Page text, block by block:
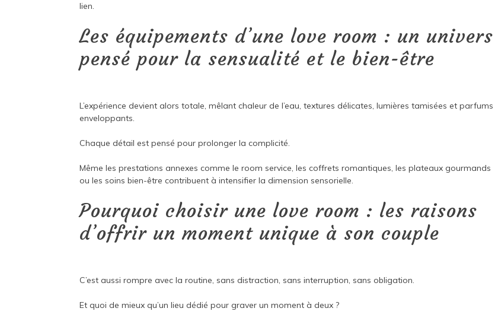
lien.
Les équipements d’une love room : un univers
pensé pour la sensualité et le bien-être
L’expérience devient alors totale, mêlant chaleur de l’eau, textures délicates, lumières tamisées et parfums
enveloppants.
Chaque détail est pensé pour prolonger la complicité.
Même les prestations annexes comme le room service, les coffrets romantiques, les plateaux gourmands
ou les soins bien-être contribuent à intensifier la dimension sensorielle.
Pourquoi choisir une love room : les raisons
d’offrir un moment unique à son couple
C’est aussi rompre avec la routine, sans distraction, sans interruption, sans obligation.
Et quoi de mieux qu’un lieu dédié pour graver un moment à deux ?